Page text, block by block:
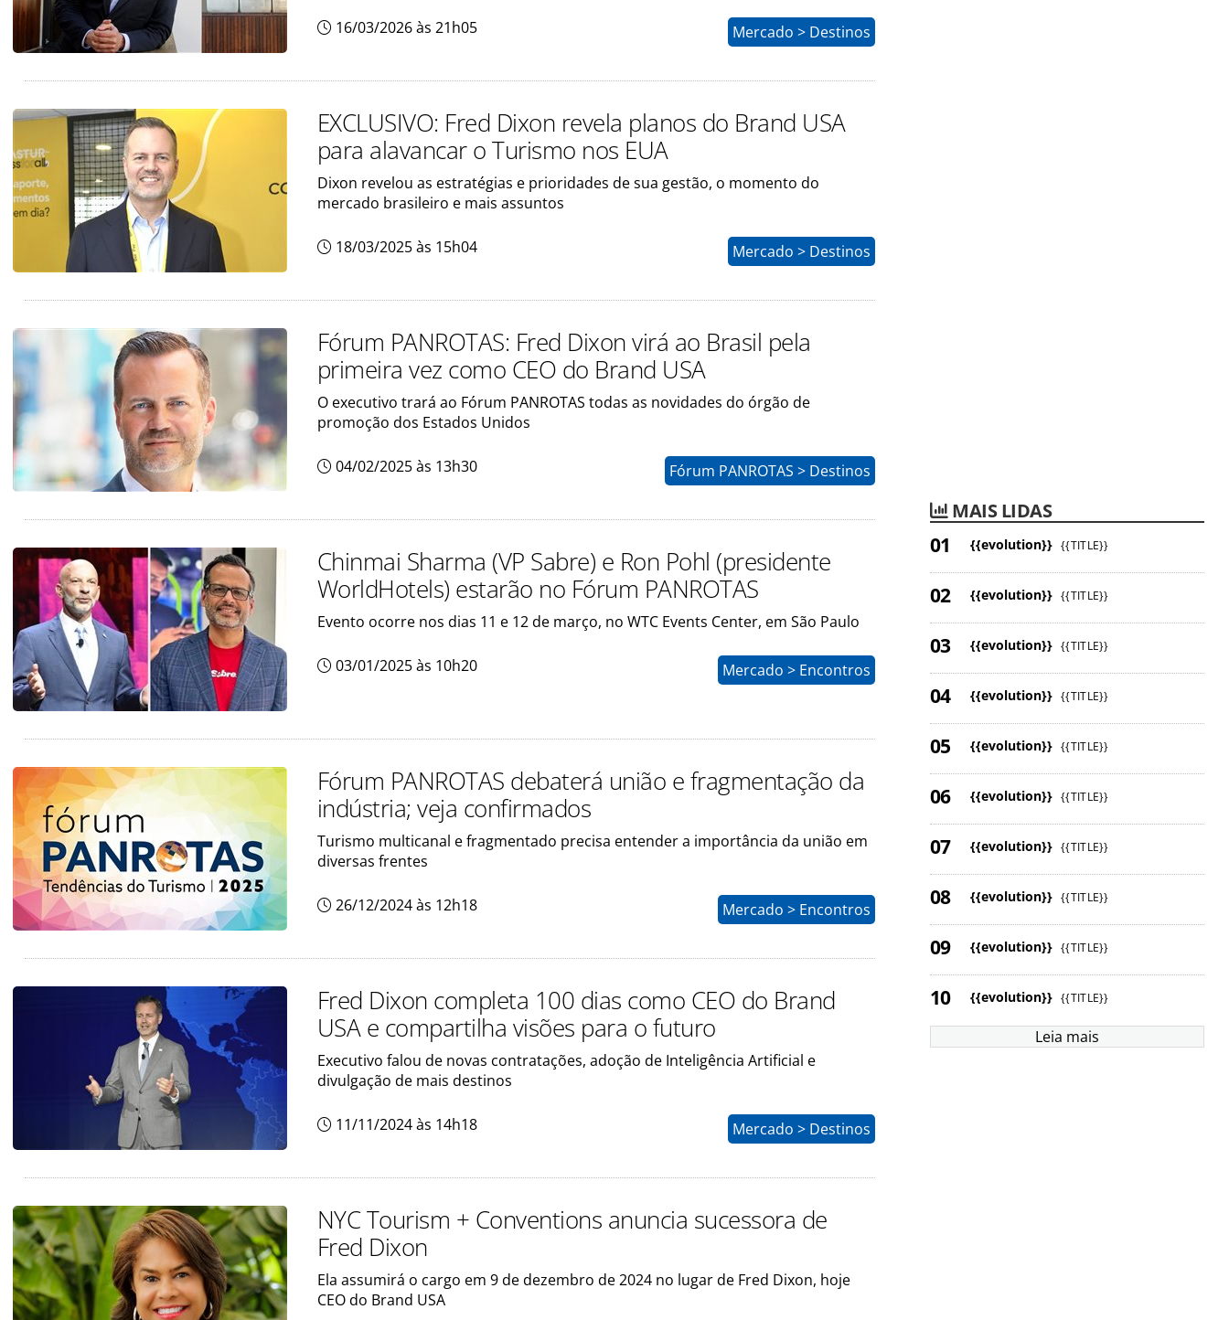
16/03/2026 às 21h05 Mercado > Destinos
EXCLUSIVO: Fred Dixon revela planos do Brand USA
para alavancar o Turismo nos EUA
Dixon revelou as estratégias e prioridades de sua gestão, o momento do
mercado brasileiro e mais assuntos
18/03/2025 às 15h04 Mercado > Destinos
Fórum PANROTAS: Fred Dixon virá ao Brasil pela
primeira vez como CEO do Brand USA
O executivo trará ao Fórum PANROTAS todas as novidades do órgão de
promoção dos Estados Unidos
04/02/2025 às 13h30 Fórum PANROTAS > Destinos
Chinmai Sharma (VP Sabre) e Ron Pohl (presidente
WorldHotels) estarão no Fórum PANROTAS
Evento ocorre nos dias 11 e 12 de março, no WTC Events Center, em São Paulo
03/01/2025 às 10h20 Mercado > Encontros
Fórum PANROTAS debaterá união e fragmentação da
indústria; veja confirmados
Turismo multicanal e fragmentado precisa entender a importância da união em
diversas frentes
26/12/2024 às 12h18 Mercado > Encontros
Fred Dixon completa 100 dias como CEO do Brand
USA e compartilha visões para o futuro
Executivo falou de novas contratações, adoção de Inteligência Artificial e
divulgação de mais destinos
11/11/2024 às 14h18 Mercado > Destinos
NYC Tourism + Conventions anuncia sucessora de
Fred Dixon
Ela assumirá o cargo em 9 de dezembro de 2024 no lugar de Fred Dixon, hoje
CEO do Brand USA
MAIS LIDAS
{{evolution}} {{TITLE}}
{{evolution}} {{TITLE}}
{{evolution}} {{TITLE}}
{{evolution}} {{TITLE}}
{{evolution}} {{TITLE}}
{{evolution}} {{TITLE}}
{{evolution}} {{TITLE}}
{{evolution}} {{TITLE}}
{{evolution}} {{TITLE}}
{{evolution}} {{TITLE}}
Leia mais